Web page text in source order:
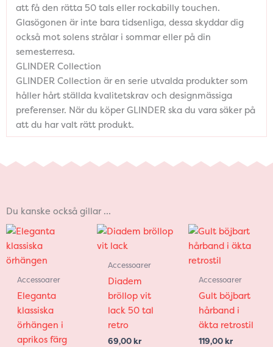
att få den rätta 50 tals eller rockabilly touchen.
Glasögonen är inte bara tidsenliga, dessa skyddar dig
också mot solens strålar i sommar eller på din
semesterresa.
GLINDER Collection
GLINDER Collection är en serie utvalda produkter som
håller hårt ställda kvalitetskrav och designmässiga
preferenser. När du köper GLINDER ska du vara säker på
att du har valt rätt produkt.
Du kanske också gillar …
Accessoarer
Eleganta
klassiska
örhängen i
aprikos färg
Accessoarer
Diadem
bröllop vit
lack 50 tal
retro
69,00kr
Accessoarer
Gult böjbart
hårband i
äkta retrostil
119,00kr